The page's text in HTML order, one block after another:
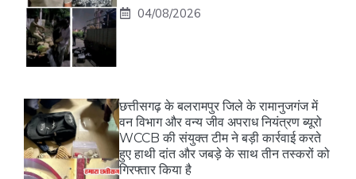
04/08/2026
छत्तीसगढ़ के बलरामपुर जिले के रामानुजगंज में
वन विभाग और वन्य जीव अपराध नियंत्रण ब्यूरो
WCCB की संयुक्त टीम ने बड़ी कार्रवाई करते
हुए हाथी दांत और जबड़े के साथ तीन तस्करों को
गिरफ्तार किया है